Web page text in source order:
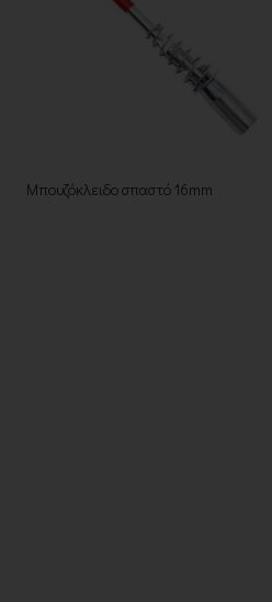
Μπουζόκλειδο σπαστό 16mm